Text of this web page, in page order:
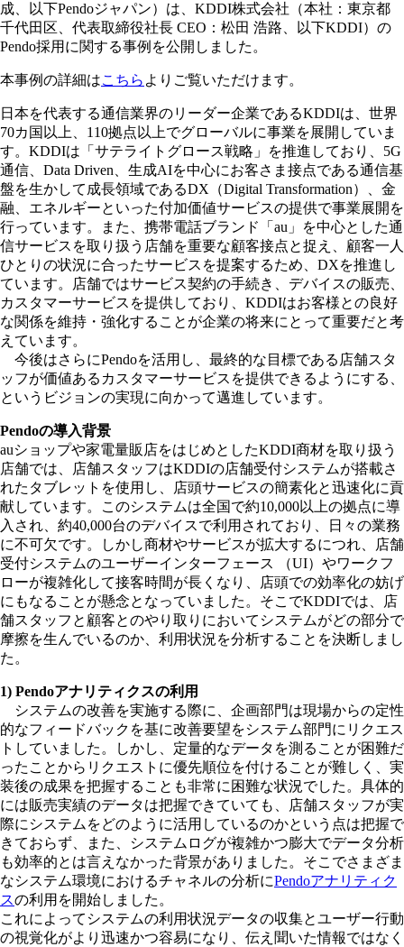
成、以下Pendoジャパン）は、KDDI株式会社（本社：東京都
千代田区、代表取締役社長 CEO：松田 浩路、以下KDDI）の
Pendo採用に関する事例を公開しました。
本事例の詳細はこちら よりご覧いただけます。
日本を代表する通信業界のリーダー企業であるKDDIは、世界
70カ国以上、110拠点以上でグローバルに事業を展開していま
す。KDDIは「サテライトグロース戦略」を推進しており、5G
通信、Data Driven、生成AIを中心にお客さま接点である通信基
盤を生かして成長領域であるDX（Digital Transformation）、金
融、エネルギーといった付加価値サービスの提供で事業展開を
行っています。また、携帯電話ブランド「au」を中心とした通
信サービスを取り扱う店舗を重要な顧客接点と捉え、顧客一人
ひとりの状況に合ったサービスを提案するため、DXを推進し
ています。店舗ではサービス契約の手続き、デバイスの販売、
カスタマーサービスを提供しており、KDDIはお客様との良好
な関係を維持・強化することが企業の将来にとって重要だと考
えています。
今後はさらにPendoを活用し、最終的な目標である店舗スタ
ッフが価値あるカスタマーサービスを提供できるようにする、
というビジョンの実現に向かって邁進しています。
Pendoの導入背景
auショップや家電量販店をはじめとしたKDDI商材を取り扱う
店舗では、店舗スタッフはKDDIの店舗受付システムが搭載さ
れたタブレットを使用し、店頭サービスの簡素化と迅速化に貢
献しています。このシステムは全国で約10,000以上の拠点に導
入され、約40,000台のデバイスで利用されており、日々の業務
に不可欠です。しかし商材やサービスが拡大するにつれ、店舗
受付システムのユーザーインターフェース （UI）やワークフ
ローが複雑化して接客時間が長くなり、店頭での効率化の妨げ
にもなることが懸念となっていました。そこでKDDIでは、店
舗スタッフと顧客とのやり取りにおいてシステムがどの部分で
摩擦を生んでいるのか、利用状況を分析することを決断しまし
た。
1) Pendoアナリティクスの利用
システムの改善を実施する際に、企画部門は現場からの定性
的なフィードバックを基に改善要望をシステム部門にリクエス
トしていました。しかし、定量的なデータを測ることが困難だ
ったことからリクエストに優先順位を付けることが難しく、実
装後の成果を把握することも非常に困難な状況でした。具体的
には販売実績のデータは把握できていても、店舗スタッフが実
際にシステムをどのように活用しているのかという点は把握で
きておらず、また、システムログが複雑かつ膨大でデータ分析
も効率的とは言えなかった背景がありました。そこでさまざま
なシステム環境におけるチャネルの分析にPendoアナリティク
スの利用を開始しました。
これによってシステムの利用状況データの収集とユーザー行動
の視覚化がより迅速かつ容易になり、伝え聞いた情報ではなく